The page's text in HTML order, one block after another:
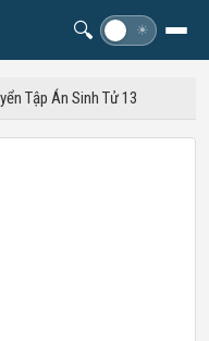
🔍 ☀
Tập Án Sinh Tử 13